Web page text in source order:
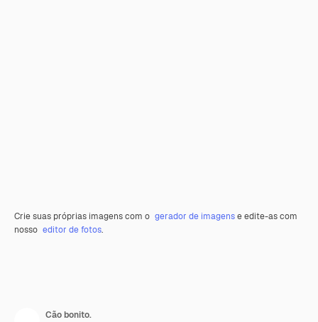
Crie suas próprias imagens com o gerador de imagense edite-as com
nosso editor de fotos.
Cão bonito.